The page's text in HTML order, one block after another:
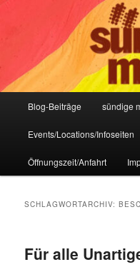
Sündige
IHR Laden für Korsetts,
Blog-Beiträge sündige
Events/Locations/Infoseiten
Öffnungszeit/Anfahrt
SCHLAGWORTARCHIV:
Für alle